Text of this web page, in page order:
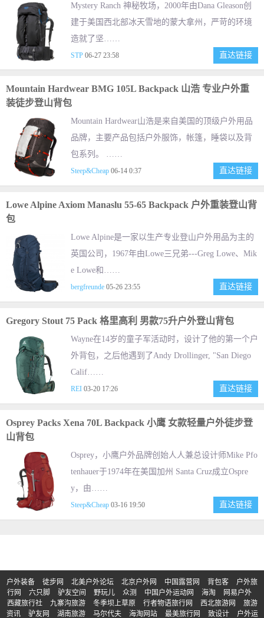
Mystery Ranch 神秘牧场，2000年由Dana Gleason创
建于美国西北部冰天雪地的蒙大拿州，严苛的环境
造就了坚……
STP 06-27 23:58 直达链接
Mountain Hardwear BMG 105L Backpack 山浩 专业户外重
装徒步登山背包
Mountain Hardwear山浩是来自美国的顶级户外用品
品牌，主要产品包括户外服饰，帐篷，睡袋以及背
包系列。 ……
Steep&Cheap 06-14 0:37 直达链接
Lowe Alpine Axiom Manaslu 55-65 Backpack 户外重装登山背
包
Lowe Alpine是一家以生产专业登山户外用品为主的
英国公司，1967年由Lowe三兄弟---Greg Lowe、Mik
e Lowe和……
bergfreunde 05-26 23:55 直达链接
Gregory Stout 75 Pack 格里高利 男款75升户外登山背包
Wayne在14岁的童子军活动时，设计了他的第一个户
外背包，之后他遇到了Andy Drollinger, "San Diego
Calif……
REI 03-20 17:26 直达链接
Osprey Packs Xena 70L Backpack 小鹰 女款轻量户外徒步登
山背包
Osprey，小鹰户外品牌创始人人兼总设计师Mike Pfo
tenhauer于1974年在美国加州 Santa Cruz成立Ospre
y，由……
Steep&Cheap 03-16 19:50 直达链接
户外装备 徒步网 北美户外论坛 北京户外网 中国露营网 背包客
户外旅
行网
六只脚 驴友空间 野玩儿 众测 中国户外运动网 海淘
网易户外
西藏旅行社
九寨沟旅游 冬季坝上草原 行者物语旅行网 西北旅游网
旅游
资讯
驴友网 湖南旅游 马尔代夫 海淘网站 最美旅行网 致设计 户外运